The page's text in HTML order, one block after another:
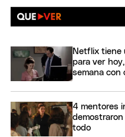
Netflix tiene
para ver
semana con
4 mentores
todo